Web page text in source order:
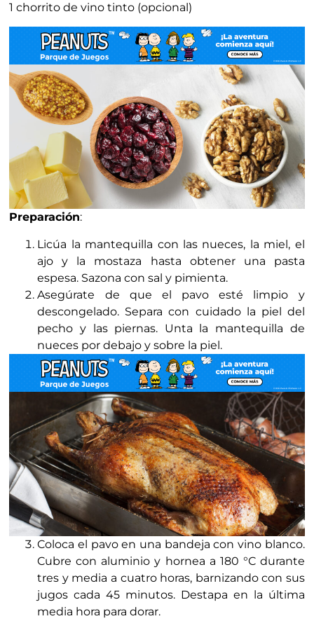
1 chorrito de vino tinto (opcional)
Preparación:
Licúa la mantequilla con las nueces, la miel, el
ajo y la mostaza hasta obtener una pasta
espesa. Sazona con sal y pimienta.
Asegúrate de que el pavo esté limpio y
descongelado. Separa con cuidado la piel del
pecho y las piernas. Unta la mantequilla de
nueces por debajo y sobre la piel.
Coloca el pavo en una bandeja con vino blanco.
Cubre con aluminio y hornea a 180 °C durante
tres y media a cuatro horas, barnizando con sus
jugos cada 45 minutos. Destapa en la última
media hora para dorar.